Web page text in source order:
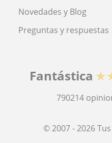
Novedades y Blog
Preguntas y respuestas
Fantástica
790214
© 2007 - 2026